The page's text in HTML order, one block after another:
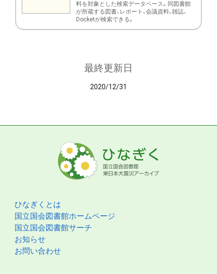
料を対象とした検索データベース。同図書館
が所蔵する図書、レポート、会議資料、雑誌、
Docketが検索できる。
最終更新日
2020/12/31
ひなぎくとは
国立国会図書館ホームページ
国立国会図書館サーチ
お知らせ
お問い合わせ